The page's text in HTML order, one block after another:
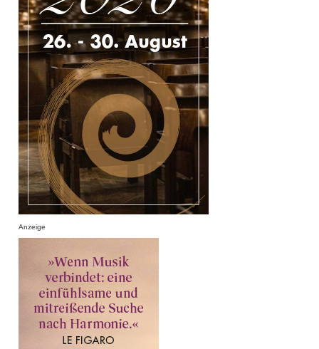
Anzeige